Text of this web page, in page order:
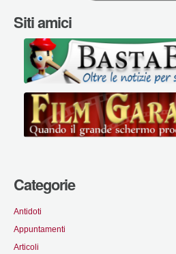
Siti amici
Categorie
Antidoti
Appuntamenti
Articoli